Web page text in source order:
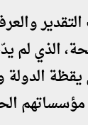
الذي